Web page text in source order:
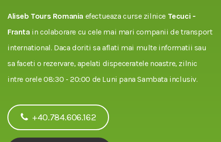
Aliseb Tours Romania efectueaza curse zilnice Tecuci -
Franta in colaborare cu cele mai mari companii de transport
international. Daca doriti sa aflati mai multe informatii sau
sa faceti o rezervare, apelati dispeceratele noastre, zilnic
intre orele 08:30 - 20:00 de Luni pana Sambata inclusiv.
+40.784.606.162